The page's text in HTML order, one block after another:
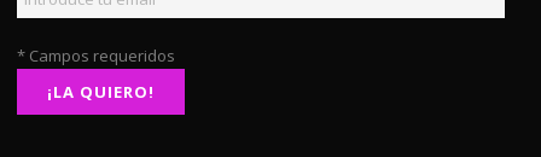
* Campos requeridos